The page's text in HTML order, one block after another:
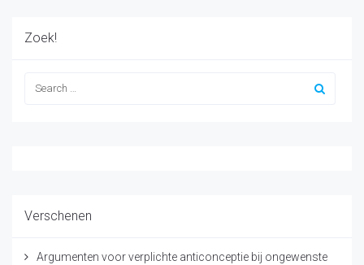
Zoek!
Verschenen
Argumenten voor verplichte anticonceptie bij ongewenste